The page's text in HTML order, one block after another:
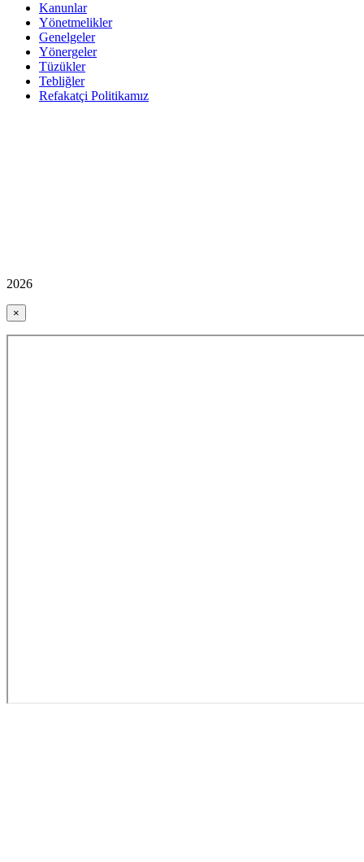
Kanunlar
Yönetmelikler
Genelgeler
Yönergeler
Tüzükler
Tebliğler
Refakatçi Politikamız
2026
×